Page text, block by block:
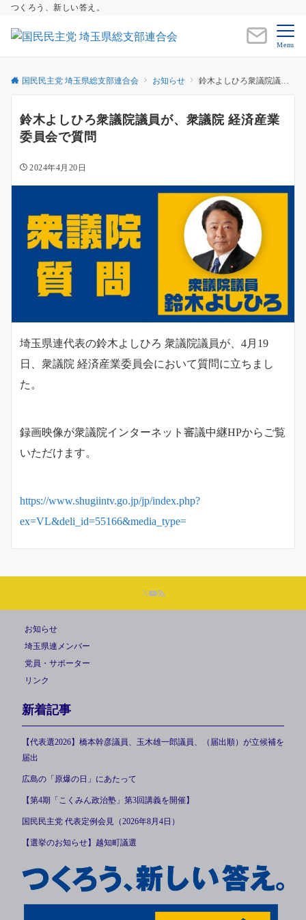
つくろう、新しい答え。
Menu
国民民主党 埼玉県総支部連合会 お知らせ 鈴木よしひろ衆議院議員が、衆議院 経済産業委員会で質問
鈴木よしひろ衆議院議員が、衆議院 経済産業
委員会で質問
2024年4月20日
埼玉県連代表の鈴木よしひろ 衆議院議員が、4月19
日、衆議院 経済産業委員会において質問に立ちまし
た。
録画映像が衆議院インターネット審議中継HPからご覧
いただけます。
https://www.shugiintv.go.jp/jp/index.php?
ex=VL&deli_id=55166&media_type=
お知らせ
埼玉県連メンバー
党員・サポーター
リンク
新着記事
【代表選2026】橋本幹彦議員、玉木雄一郎議員、（届出順）が立候補を
届出
広島の「原爆の日」にあたって
【第4期「こくみん政治塾」第3回講義を開催】
国民民主党 代表定例会見（2026年8月4日）
【選挙のお知らせ】越知町議選